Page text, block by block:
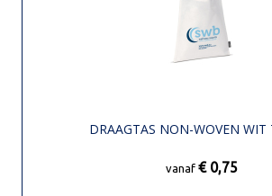
DRAAGTAS NON-WOVEN WIT
vanaf € 0,75